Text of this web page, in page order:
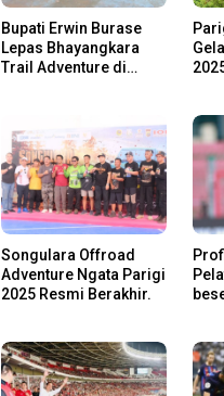
Bupati Erwin Burase
Lepas Bhayangkara
Trail Adventure di
Songulara Offroad
Adventure Ngata Parigi
2025 Resmi Berakhir.